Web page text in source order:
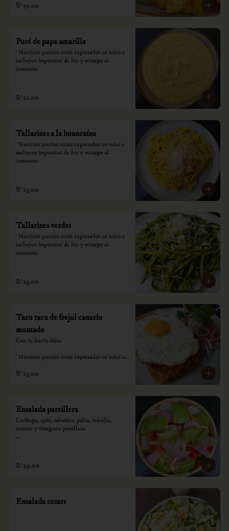
S/ 19.00
Puré de papa amarilla
*Nuestros precios están expresados en soles e
incluyen impuestos de ley y recargo al
consumo.
S/ 21.00
Tallarines a la huancaína
*Nuestros precios están expresados en soles e
incluyen impuestos de ley y recargo al
consumo.
S/ 23.00
Tallarines verdes
*Nuestros precios están expresados en soles e
incluyen impuestos de ley y recargo al
consumo.
S/ 23.00
Tacu tacu de frejol canario
montado
Con su huevo frito.
*Nuestros precios están expresados en soles e
consumo.
S/ 23.00
Ensalada parrillera
Lechuga, apio, rabanito, palta, cebolla,
tomate y vinagreta parrillera.
consumo.
S/ 29.00
Ensalada cesars